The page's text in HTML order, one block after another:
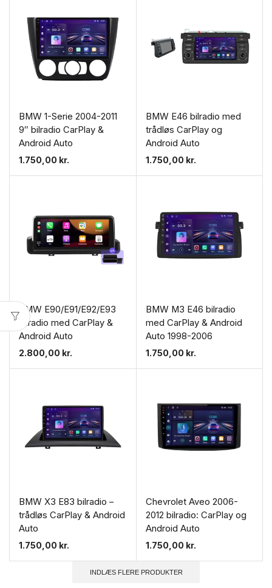
BMW 1-Serie 2004-2011
9″ bilradio CarPlay &
Android Auto
1.750,00 kr.
BMW E46 bilradio med
trådløs CarPlay og
Android Auto
1.750,00 kr.
BMW E90/E91/E92/E93
bilradio med CarPlay &
Android Auto
2.800,00 kr.
BMW M3 E46 bilradio
med CarPlay & Android
Auto 1998-2006
1.750,00 kr.
BMW X3 E83 bilradio –
trådløs CarPlay & Android
Auto
1.750,00 kr.
Chevrolet Aveo 2006-
2012 bilradio: CarPlay og
Android Auto
1.750,00 kr.
INDLÆS FLERE PRODUKTER